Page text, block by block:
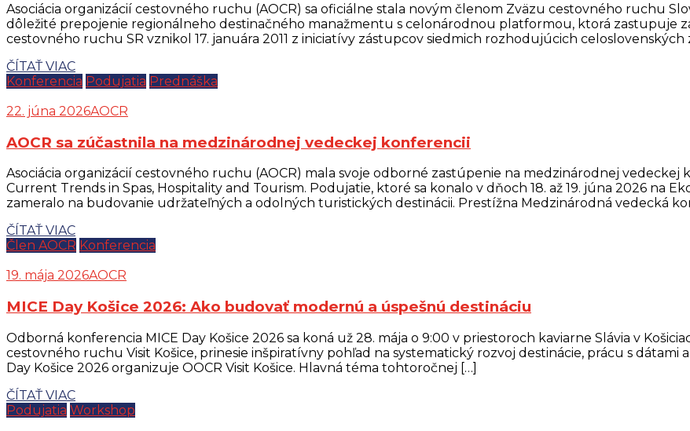
Asociácia organizácií cestovného ruchu (AOCR) sa oficiálne stala novým členom Zväzu cestovného ruchu
dôležité prepojenie regionálneho destinačného manažmentu s celonárodnou platformou, ktorá zastupuje
cestovného ruchu SR vznikol 17. januára 2011 z iniciatívy zástupcov siedmich rozhodujúcich
ČÍTAŤ VIAC
Konferencia Podujatia Prednáška
22. júna 2026AOCR
AOCR sa zúčastnila na medzinárodnej vedeckej konferencii
Asociácia organizácií cestovného ruchu (AOCR) mala svoje odborné zastúpenie na medzinárodnej
Current Trends in Spas, Hospitality and Tourism. Podujatie, ktoré sa konalo v dňoch 18. až 19. júna 2026 na
zameralo na budovanie udržateľných a odolných turistických destinácii. Prestížna Medzinárodná vedecká
ČÍTAŤ VIAC
Člen AOCR Konferencia
19. mája 2026AOCR
MICE Day Košice 2026: Ako budovať modernú a úspešnú destináciu
Odborná konferencia MICE Day Košice 2026 sa koná už 28. mája o 9:00 v priestoroch kaviarne Slávia v
cestovného ruchu Visit Košice, prinesie inšpiratívny pohľad na systematický rozvoj destinácie, prácu s
Day Košice 2026 organizuje OOCR Visit Košice. Hlavná téma tohtoročnej […]
ČÍTAŤ VIAC
Podujatia Workshop